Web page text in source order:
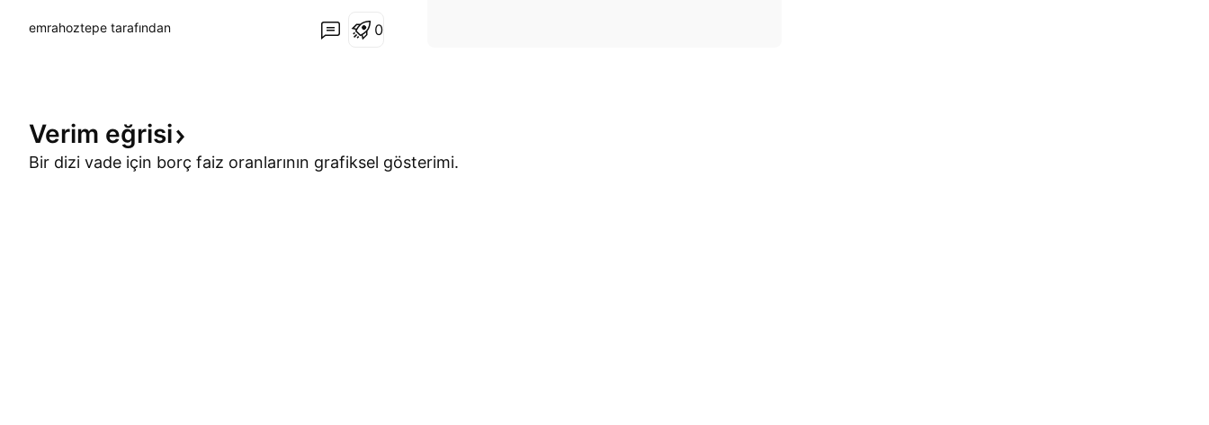
yaşatmaya devam edecek.
emrahoztepe tarafından 0
Verim eğrisi
Bir dizi vade için borç faiz oranlarının grafiksel gösterimi.